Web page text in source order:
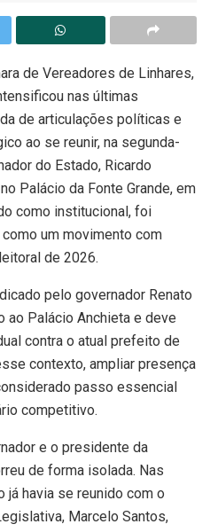
de Vereadores de Linhares,
nas últimas
de articulações políticas e
ao se reunir, na segunda-
do Estado, Ricardo
Palácio da Fonte Grande, em
como institucional, foi
um movimento com
de 2026.
pelo governador Renato
ao Palácio Anchieta e deve
contra o atual prefeito de
contexto, ampliar presença
passo essencial
competitivo.
e o presidente da
de forma isolada. Nas
já havia se reunido com o
Marcelo Santos,